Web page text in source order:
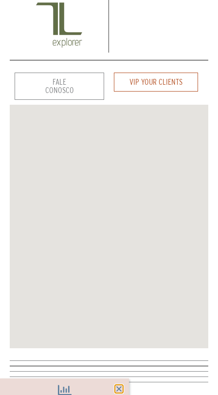
FALE
CONOSCO
VIP YOUR CLIENTS